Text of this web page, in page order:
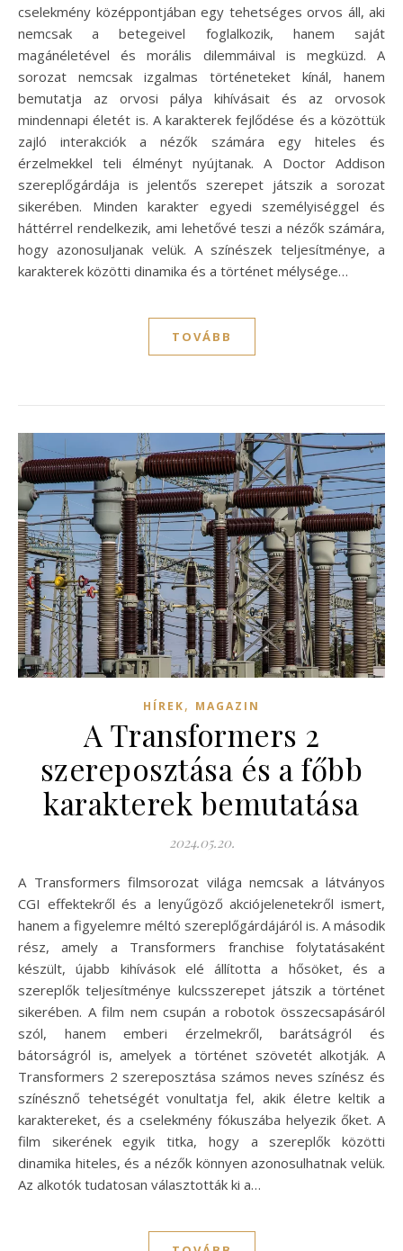
cselekmény középpontjában egy tehetséges orvos áll, aki
nemcsak a betegeivel foglalkozik, hanem saját
magánéletével és morális dilemmáival is megküzd. A
sorozat nemcsak izgalmas történeteket kínál, hanem
bemutatja az orvosi pálya kihívásait és az orvosok
mindennapi életét is. A karakterek fejlődése és a közöttük
zajló interakciók a nézők számára egy hiteles és
érzelmekkel teli élményt nyújtanak. A Doctor Addison
szereplőgárdája is jelentős szerepet játszik a sorozat
sikerében. Minden karakter egyedi személyiséggel és
háttérrel rendelkezik, ami lehetővé teszi a nézők számára,
hogy azonosuljanak velük. A színészek teljesítménye, a
karakterek közötti dinamika és a történet mélysége…
TOVÁBB
HÍREK, MAGAZIN
A Transformers 2
szereposztása és a főbb
karakterek bemutatása
2024.05.20.
A Transformers filmsorozat világa nemcsak a látványos
CGI effektekről és a lenyűgöző akciójelenetekről ismert,
hanem a figyelemre méltó szereplőgárdájáról is. A második
rész, amely a Transformers franchise folytatásaként
készült, újabb kihívások elé állította a hősöket, és a
szereplők teljesítménye kulcsszerepet játszik a történet
sikerében. A film nem csupán a robotok összecsapásáról
szól, hanem emberi érzelmekről, barátságról és
bátorságról is, amelyek a történet szövetét alkotják. A
Transformers 2 szereposztása számos neves színész és
színésznő tehetségét vonultatja fel, akik életre keltik a
karaktereket, és a cselekmény fókuszába helyezik őket. A
film sikerének egyik titka, hogy a szereplők közötti
dinamika hiteles, és a nézők könnyen azonosulhatnak velük.
Az alkotók tudatosan választották ki a…